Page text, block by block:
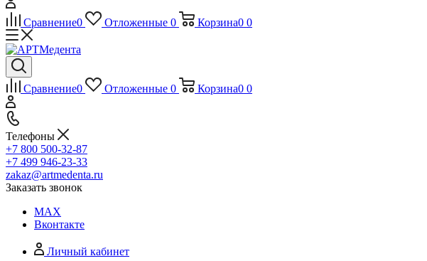
Сравнение0 Отложенные 0 Корзина0 0
Сравнение0 Отложенные 0 Корзина0 0
Телефоны
+7 800 500-32-87
+7 499 946-23-33
zakaz@artmedenta.ru
Заказать звонок
MAX
Вконтакте
Личный кабинет